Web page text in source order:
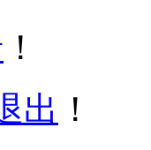
！
出 ！